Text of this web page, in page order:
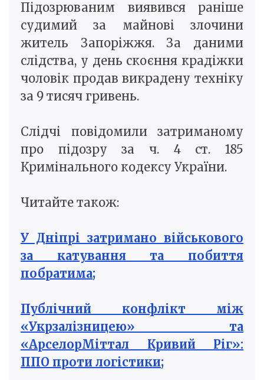
Підозрюваним виявився раніше
судимий за майнові злочини
житель Запоріжжя. За даними
слідства, у день скоєння крадіжки
чоловік продав викрадену техніку
за 9 тисяч гривень.
Слідчі повідомили затриманому
про підозру за ч. 4 ст. 185
Кримінального кодексу України.
Читайте також:
У Дніпрі затримано військового
за катування та побиття
побратима;
Публічний конфлікт між
«Укрзалізницею» та
«АрселорМіттал Кривий Ріг»:
ППО проти логістики;